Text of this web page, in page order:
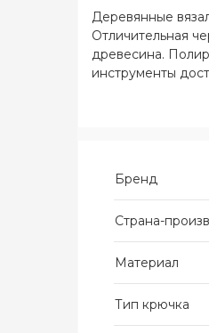
Деревянные
Отличительная
древесина.
инструменты
Бренд
Страна-
Материал
Тип крючка